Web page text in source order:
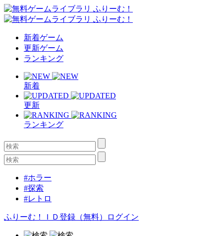
新着ゲーム
更新ゲーム
ランキング
新着
更新
ランキング
#ホラー
#探索
#レトロ
ふりーむ！ＩＤ登録（無料） ログイン